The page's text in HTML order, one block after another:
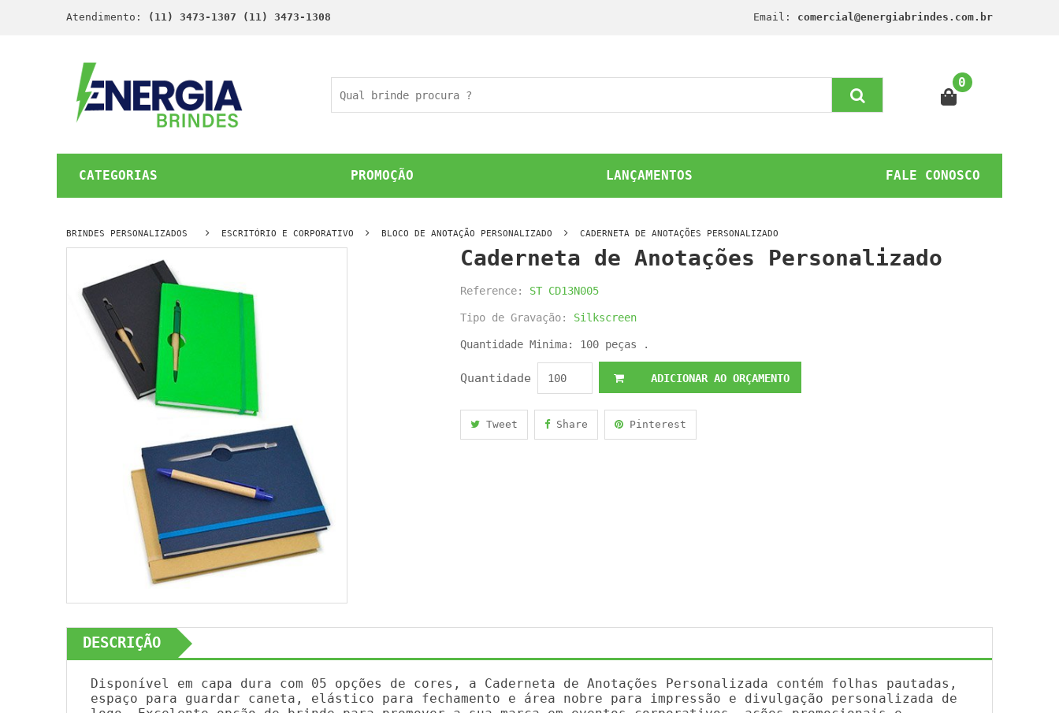
Atendimento: (11) 3473-1307 (11) 3473-1308 Email: comercial@energiabrindes.com.br
0
CATEGORIAS PROMOÇÃO LANÇAMENTOS FALE CONOSCO
BRINDES PERSONALIZADOS ESCRITÓRIO E CORPORATIVO BLOCO DE ANOTAÇÃO PERSONALIZADO CADERNETA DE ANOTAÇÕES PERSONALIZADO
Caderneta de Anotações Personalizado
Reference: ST CD13N005
Tipo de Gravação: Silkscreen
Quantidade Minima: 100 peças .
Quantidade ADICIONAR AO ORÇAMENTO
Tweet Share Pinterest
DESCRIÇÃO
Disponível em capa dura com 05 opções de cores, a Caderneta de Anotações Personalizada contém folhas pautadas,
espaço para guardar caneta, elástico para fechamento e área nobre para impressão e divulgação personalizada de